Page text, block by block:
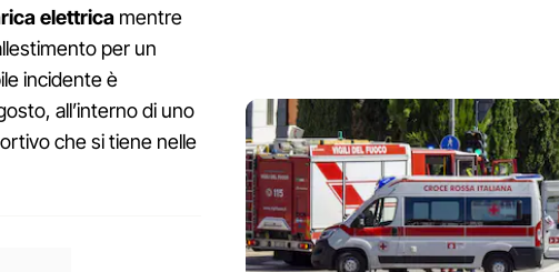
elettrica mentre
per un
incidente è
all’interno di uno
che si tiene nelle